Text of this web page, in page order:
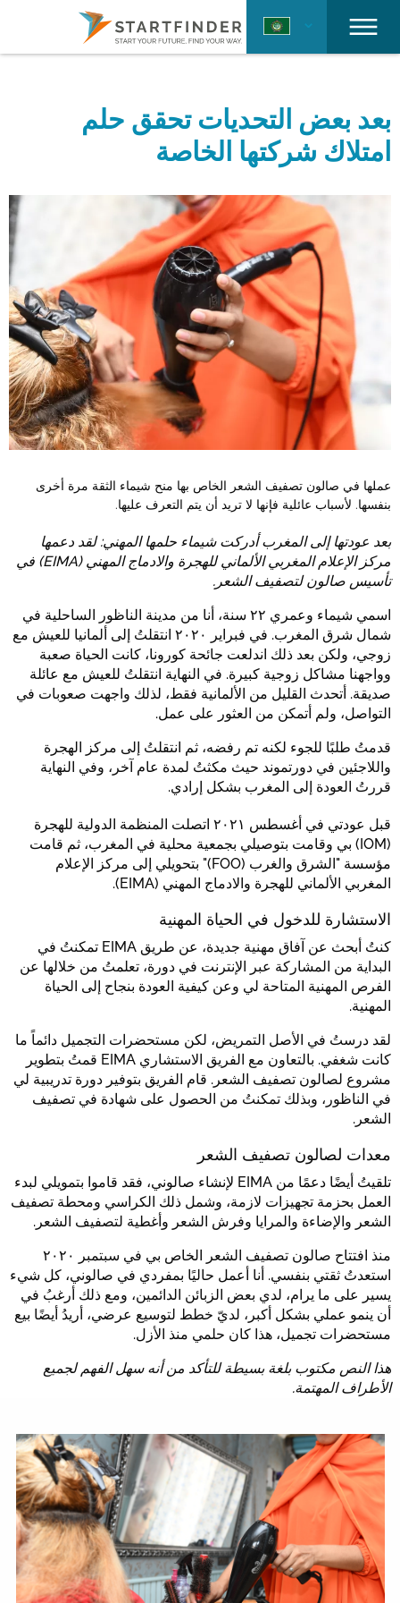
بعد بعض التحديات تحقق حلم
امتلاك شركتها الخاصة
عملها في صالون تصفيف الشعر الخاص بها منح شيماء الثقة مرة أخرى
بنفسها. لأسباب عائلية فإنها لا تريد أن يتم التعرف عليها.
بعد عودتها إلى المغرب أدركت شيماء حلمها المهني: لقد دعمها
مركز الإعلام المغربي الألماني للهجرة والادماج المهني (EIMA) في
تأسيس صالون لتصفيف الشعر.
اسمي شيماء وعمري ٢٢ سنة، أنا من مدينة الناظور الساحلية في
شمال شرق المغرب. في فبراير ٢٠٢٠ انتقلتُ إلى ألمانيا للعيش مع
زوجي، ولكن بعد ذلك اندلعت جائحة كورونا، كانت الحياة صعبة
وواجهنا مشاكل زوجية كبيرة. في النهاية انتقلتُ للعيش مع عائلة
صديقة. أتحدث القليل من الألمانية فقط، لذلك واجهت صعوبات في
التواصل، ولم أتمكن من العثور على عمل.
قدمتُ طلبًا للجوء لكنه تم رفضه، ثم انتقلتُ إلى مركز الهجرة
واللاجئين في دورتموند حيث مكثتُ لمدة عام آخر، وفي النهاية
قررتُ العودة إلى المغرب بشكل إرادي.
قبل عودتي في أغسطس ٢٠٢١ اتصلت المنظمة الدولية للهجرة
(IOM) بي وقامت بتوصيلي بجمعية محلية في المغرب، ثم قامت
مؤسسة "الشرق والغرب (FOO)" بتحويلي إلى مركز الإعلام
المغربي الألماني للهجرة والادماج المهني (EIMA).
الاستشارة للدخول في الحياة المهنية
كنتُ أبحث عن آفاق مهنية جديدة، عن طريق EIMA تمكنتُ في
البداية من المشاركة عبر الإنترنت في دورة، تعلمتُ من خلالها عن
الفرص المهنية المتاحة لي وعن كيفية العودة بنجاح إلى الحياة
المهنية.
لقد درستُ في الأصل التمريض، لكن مستحضرات التجميل دائماً ما
كانت شغفي. بالتعاون مع الفريق الاستشاري EIMA قمتُ بتطوير
مشروع لصالون تصفيف الشعر. قام الفريق بتوفير دورة تدريبية لي
في الناظور، وبذلك تمكنتُ من الحصول على شهادة في تصفيف
الشعر.
معدات لصالون تصفيف الشعر
تلقيتُ أيضًا دعمًا من EIMA لإنشاء صالوني، فقد قاموا بتمويلي لبدء
العمل بحزمة تجهيزات لازمة، وشمل ذلك الكراسي ومحطة تصفيف
الشعر والإضاءة والمرايا وفرش الشعر وأغطية لتصفيف الشعر.
منذ افتتاح صالون تصفيف الشعر الخاص بي في سبتمبر ٢٠٢٠
استعدتُ ثقتي بنفسي. أنا أعمل حاليًا بمفردي في صالوني، كل شيء
يسير على ما يرام، لدي بعض الزبائن الدائمين، ومع ذلك أرغبُ في
أن ينمو عملي بشكل أكبر، لديّ خطط لتوسيع عرضي، أريدُ أيضًا بيع
مستحضرات تجميل، هذا كان حلمي منذ الأزل.
هذا النص مكتوب بلغة بسيطة للتأكد من أنه سهل الفهم لجميع
الأطراف المهتمة.